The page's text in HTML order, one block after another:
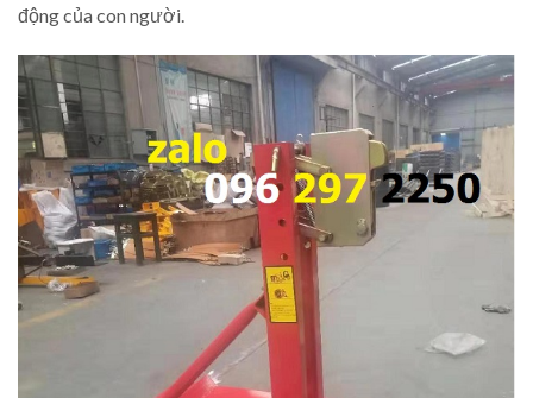
động của con người.